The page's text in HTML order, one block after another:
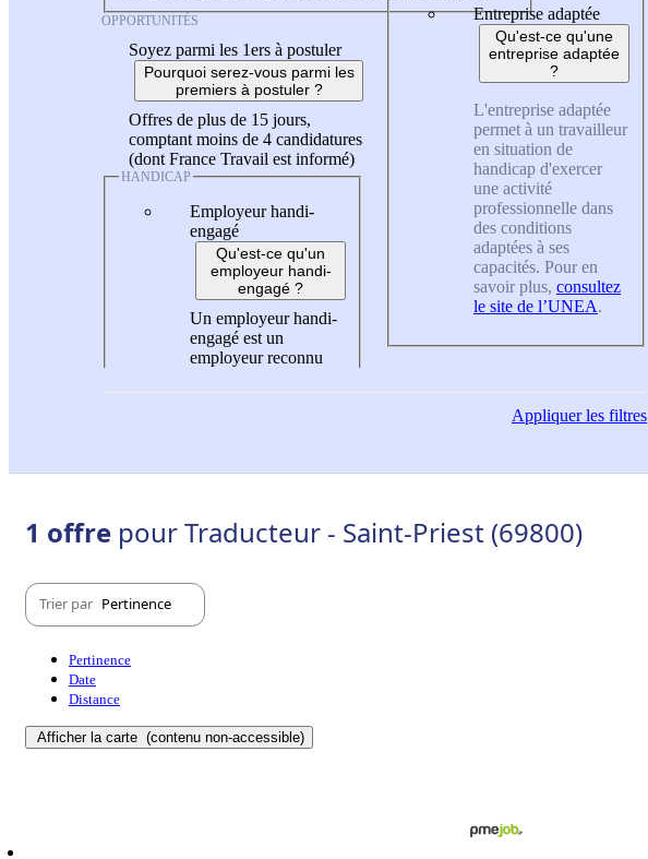
OPPORTUNITÉS
Soyez parmi les 1ers à postuler
Pourquoi serez-vous parmi les
premiers à postuler ?
Offres de plus de 15 jours,
comptant moins de 4 candidatures
(dont France Travail est informé)
HANDICAP
Employeur handi-
engagé
Qu'est-ce qu'un
employeur handi-
engagé ?
Un employeur handi-
engagé est un
employeur reconnu
Entreprise adaptée
Qu'est-ce qu'une
entreprise adaptée
?
L'entreprise adaptée
permet à un travailleur
en situation de
handicap d'exercer
une activité
professionnelle dans
des conditions
adaptées à ses
capacités. Pour en
savoir plus, consultez
le site de l’UNEA.
Appliquerles filtres
1 offre pour Traducteur - Saint-Priest (69800)
Trier par Pertinence
Pertinence
Date
Distance
Afficher la carte (contenu non-accessible)